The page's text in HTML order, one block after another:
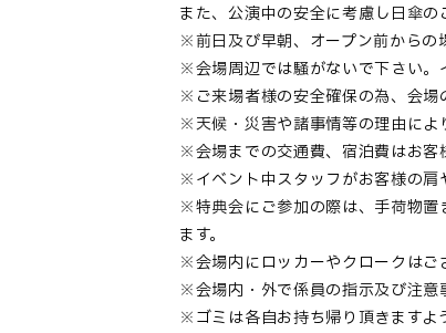
また、公演中の安全に考慮し日傘の
※前日及び早朝、オープン前からの
※会場周辺では騒がないで下さい。
※ご来場者様の安全確保の為、会場
※天候・災害や諸事情等の理由によ
※会場までの交通費、宿泊費はお客
※イベント中スタッフがお客様の肩
※特典会にご参加の際は、手荷物置
ます。
※会場内にロッカーやクロークはご
※会場内・外で係員の指示及び注意
※ゴミは各自お持ち帰り頂きますよ